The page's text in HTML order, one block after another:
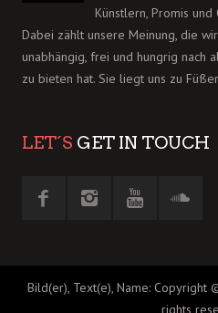
Künstlern, Promis und
Dabei zählt unsere Meinung, die
unabhängig, frei und hungrig nach
zu bieten hat. Sie liegt uns zu
LET´S GET IN TOUCH
Bild(er), Text(e), Name: